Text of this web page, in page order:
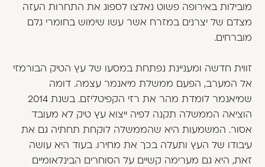
מובילות באירופה פשוט נאלצו לספוג את התחרות העזה
מצדם של יצרנים במזרח אשר עשו שימוש בחומרי גלם
מוברחים.
זווית חדשה ומעניינת נפתחת במסעו של עץ הטיק הבורמזי
אל המערב, הפעם ממשלת מיאנמר עצמה. דומה
שמיאנמר לומדת מהר את רזי הקפיטליזם. בשנת 2014
הוציאה הממשלה תקנה לפיה ייצוא עץ טיק לא מעובד
אסור. המשמעות היא שהממשלה לוקחת תחתיה גם את
עיבודו של העץ ותעלה בכך את מחירו. בעוד היא עושה
זאת, היא גם מערימה קשיים על הסוחרים הבינלאומיים